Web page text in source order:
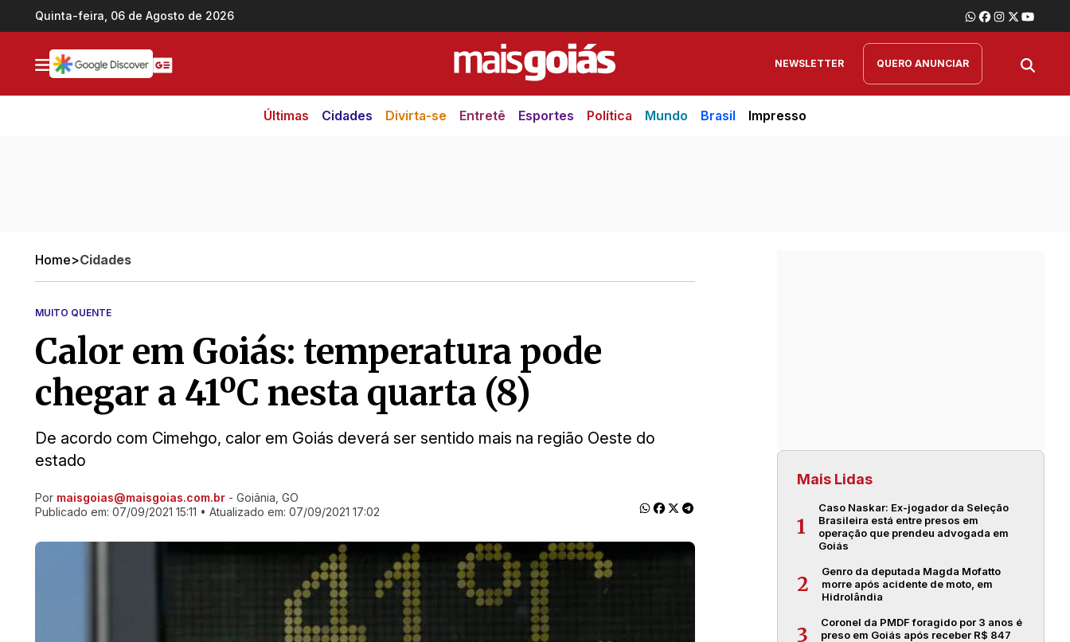
Ir direto pro conteúdo
Quinta-feira, 06 de Agosto de 2026
NEWSLETTER QUERO ANUNCIAR
Últimas Cidades Divirta-se Entretê Esportes Política Mundo Brasil Impresso
Home>Cidades
MUITO QUENTE
Calor em Goiás: temperatura pode
chegar a 41ºC nesta quarta (8)
De acordo com Cimehgo, calor em Goiás deverá ser sentido mais na região Oeste do
estado
Ir direto pra matéria
Por maisgoias@maisgoias.com.br - Goiânia, GO
Publicado em: 07/09/2021 15:11 • Atualizado em: 07/09/2021 17:02
Mais Lidas
1
Caso Naskar: Ex-jogador da Seleção
Brasileira está entre presos em
operação que prendeu advogada em
Goiás
2
Genro da deputada Magda Mofatto
morre após acidente de moto, em
Hidrolândia
3
Coronel da PMDF foragido por 3 anos é
preso em Goiás após receber R$ 847